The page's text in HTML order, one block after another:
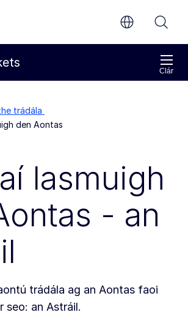
Clár
trádála
den Aontas
lasmuigh
- an
trádála ag an Aontas faoi
seo: an Astráil.